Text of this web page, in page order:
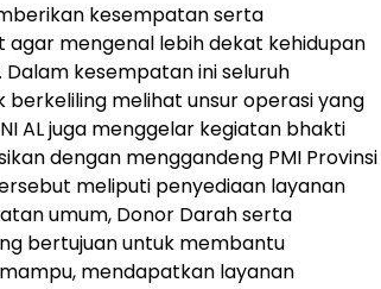
kesempatan serta
agar mengenal lebih dekat kehidupan
Dalam kesempatan ini seluruh
melihat unsur operasi yang
AL juga menggelar kegiatan bhakti
dengan menggandeng PMI Provinsi
meliputi penyediaan layanan
umum, Donor Darah serta
bertujuan untuk membantu
mendapatkan layanan